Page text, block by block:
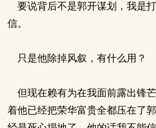
要说背后不是郭开谋划，我是
信。
只是他除掉风叙，有什么用？
但现在赖有为在我面前露出锋
着他已经把荣华富贵全都压在了